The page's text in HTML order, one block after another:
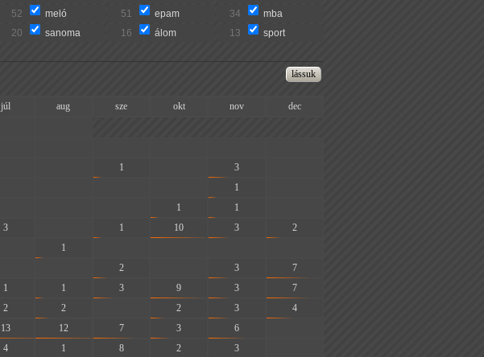
52 meló 51 epam 34
mba
20 sanoma 16 álom 13
sport
júl aug sze okt nov
dec
1 3
1
1 1
3 1 10 3
2
1
2 3
7
1 1 3 9 3
7
2 2 2 3
4
13 12 7 3 6
4 1 8 2 3